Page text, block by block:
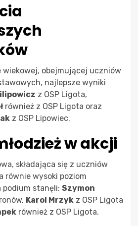
wiekowej, obejmującej uczniów
najlepsze wyniki
z OSP Ligota,
również z OSP Ligota oraz
z OSP Lipowiec.
w akcji
składająca się z uczniów
równie wysoki poziom
podium stanęli: Szymon
Karol Mrzyk z OSP Ligota
również z OSP Ligota.